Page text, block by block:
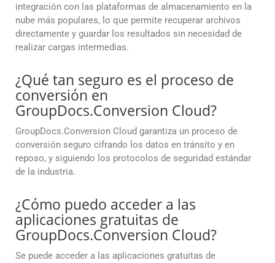
integración con las plataformas de almacenamiento en la
nube más populares, lo que permite recuperar archivos
directamente y guardar los resultados sin necesidad de
realizar cargas intermedias.
¿Qué tan seguro es el proceso de
conversión en
GroupDocs.Conversion Cloud?
GroupDocs.Conversion Cloud garantiza un proceso de
conversión seguro cifrando los datos en tránsito y en
reposo, y siguiendo los protocolos de seguridad estándar
de la industria.
¿Cómo puedo acceder a las
aplicaciones gratuitas de
GroupDocs.Conversion Cloud?
Se puede acceder a las aplicaciones gratuitas de